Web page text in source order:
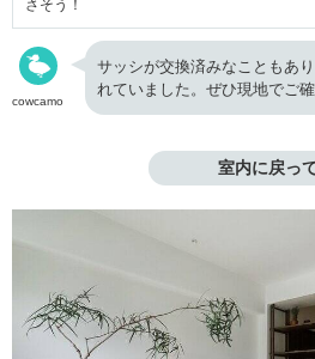
さそう！
cowcamo
サッシが交換済みなこともあ
れていました。ぜひ現地でご確
室内に戻っ